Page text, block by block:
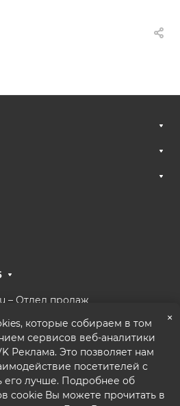
– Отдел продаж
Белова, 43 к2, офис 27
×
которые собираем в том
сервисов веб-аналитики
Реклама. Это позволяет нам
посетителей с
его лучше. Подробнее об
cookie Вы можете прочитать в